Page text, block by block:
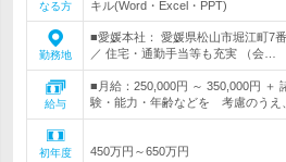
なる方 キル(Word・Excel・PPT)
勤務地
■愛媛本社： 愛媛県松山市堀江町7
／ 住宅・通勤手当等も充実 （会…
給与
■月給：250,000円 ～ 350,000円 ＋
験・能力・年齢などを 考慮のうえ
初年度
450万円～650万円